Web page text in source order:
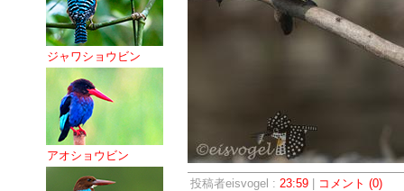
ジャワショウビン
アオショウビン
投稿者eisvogel : 23:59| コメント (0)